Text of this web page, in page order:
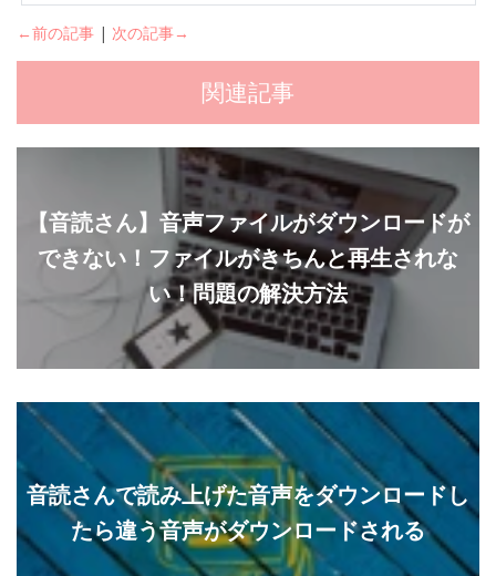
←前の記事 | 次の記事→
関連記事
【音読さん】音声ファイルがダウンロードが
できない！ファイルがきちんと再生されな
い！問題の解決方法
音読さんで読み上げた音声をダウンロードし
たら違う音声がダウンロードされる